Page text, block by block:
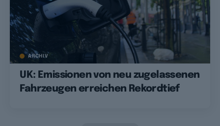
ARCHIV
UK: Emissionen von neu zugelassenen
Fahrzeugen erreichen Rekordtief